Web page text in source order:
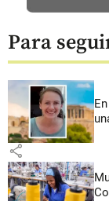
Para
share